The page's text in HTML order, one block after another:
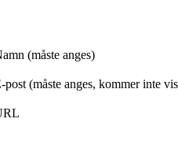
(måste anges)
post (måste anges, kommer inte